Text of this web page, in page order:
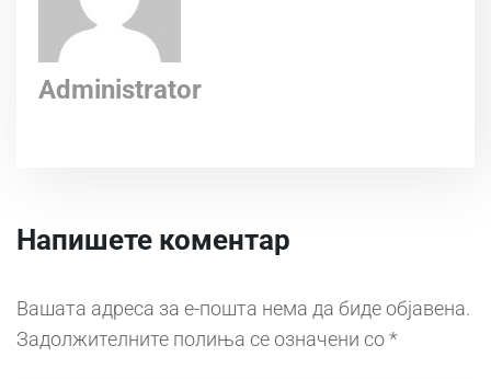
Administrator
Напишете коментар
Вашата адреса за е-пошта нема да биде објавена.
Задолжителните полиња се означени со*